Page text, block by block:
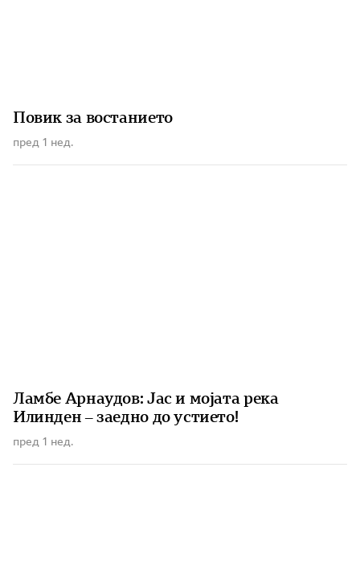
Повик за востанието
пред 1 нед.
Ламбе Арнаудов: Јас и мојата река
Илинден – заедно до устието!
пред 1 нед.